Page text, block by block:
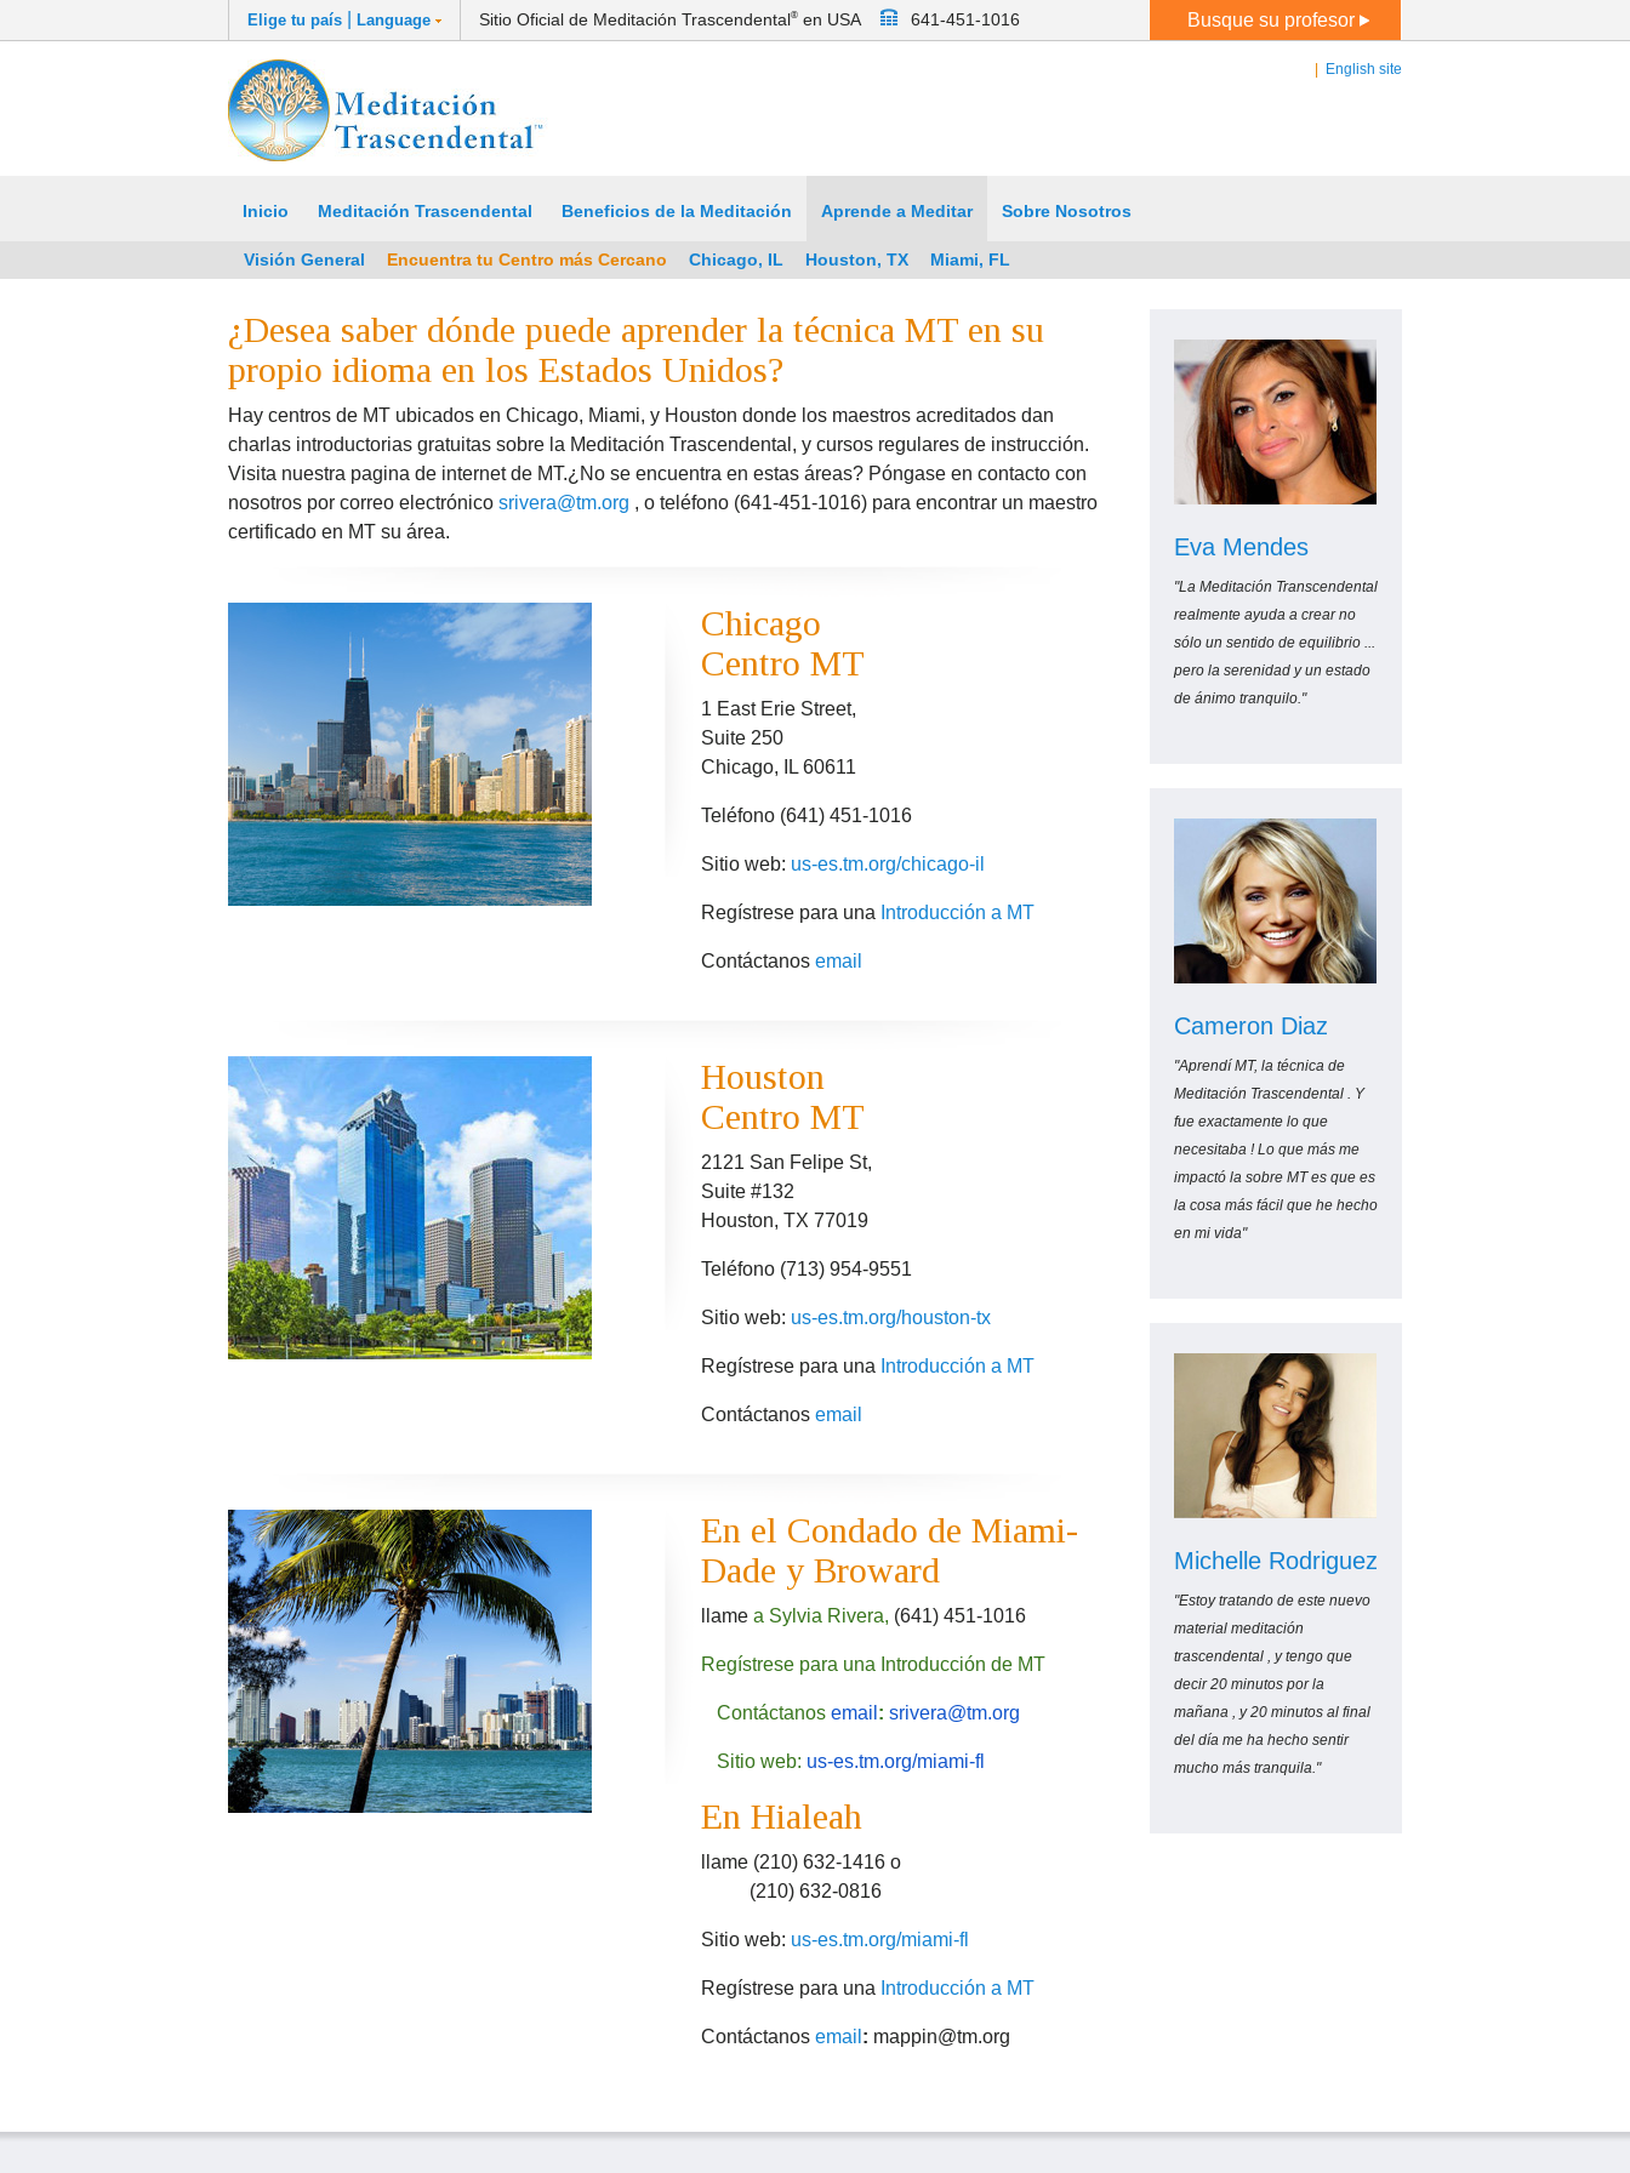
English site
Inicio Meditación Trascendental Beneficios de la Meditación Aprende a Meditar Sobre Nosotros
Visión General Encuentra tu Centro más Cercano Chicago, IL Houston, TX Miami, FL
¿Desea saber dónde puede aprender la técnica MT en su
propio idioma en los Estados Unidos?
Hay centros de MT ubicados en Chicago, Miami, y Houston donde los maestros acreditados dan
charlas introductorias gratuitas sobre la Meditación Trascendental, y cursos regulares de instrucción.
Visita nuestra pagina de internet de MT.¿No se encuentra en estas áreas? Póngase en contacto con
nosotros por correo electrónico srivera@tm.org , o teléfono (641-451-1016) para encontrar un maestro
certificado en MT su área.
Chicago
Centro MT
1 East Erie Street,
Suite 250
Chicago, IL 60611
Teléfono (641) 451-1016
Sitio web: us-es.tm.org/chicago-il
Regístrese para una Introducción a MT
Contáctanos email
Houston
Centro MT
2121 San Felipe St,
Suite #132
Houston, TX 77019
Teléfono (713) 954-9551
Sitio web: us-es.tm.org/houston-tx
Regístrese para una Introducción a MT
Contáctanos email
En el Condado de Miami-
Dade y Broward
llame a Sylvia Rivera, (641) 451-1016
Regístrese para una Introducción de MT
Contáctanos email : srivera@tm.org
Sitio web: us-es.tm.org/miami-fl
En Hialeah
llame (210) 632-1416 o
(210) 632-0816
Sitio web: us-es.tm.org/miami-fl
Regístrese para una Introducción a MT
Contáctanos email : mappin@tm.org
Eva Mendes
"La Meditación Transcendental
realmente ayuda a crear no
sólo un sentido de equilibrio ...
pero la serenidad y un estado
de ánimo tranquilo."
Cameron Diaz
"Aprendí MT, la técnica de
Meditación Trascendental . Y
fue exactamente lo que
necesitaba ! Lo que más me
impactó la sobre MT es que es
la cosa más fácil que he hecho
en mi vida"
Michelle Rodriguez
"Estoy tratando de este nuevo
material meditación
trascendental , y tengo que
decir 20 minutos por la
mañana , y 20 minutos al final
del día me ha hecho sentir
mucho más tranquila."
Elige tu país Language Sitio Oficial de Meditación Trascendental® en USA 641-451-1016 Busque su profesor
¿Problemas llenando el formulario?Llame
al 641-451-1016. Ourprivacy policy.